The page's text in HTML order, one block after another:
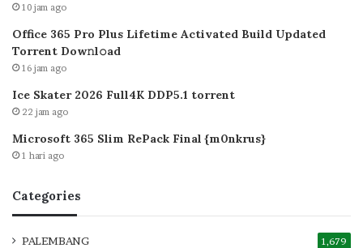
10 jam ago
Office 365 Pro Plus Lifetime Activated Build Updated
Torrent Dow𝚗l𝚘аd
16 jam ago
Ice Skater 2026 Full4K DDP5.1 torrent
22 jam ago
Microsoft 365 Slim RePack Final {m0nkrus}
1 hari ago
Categories
PALEMBANG 1,679